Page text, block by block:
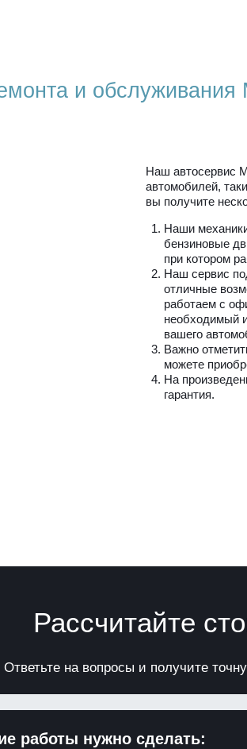
и обслуживания
Наш автосервис
автомобилей,
вы получите
Наши
бензиновые
при котором
Наш сервис
отличные
работаем с
необходимый
вашего
Важно
можете
На
гарантия.
Рассчитайте
Ответьте на вопросы и получите
работы нужно сделать: